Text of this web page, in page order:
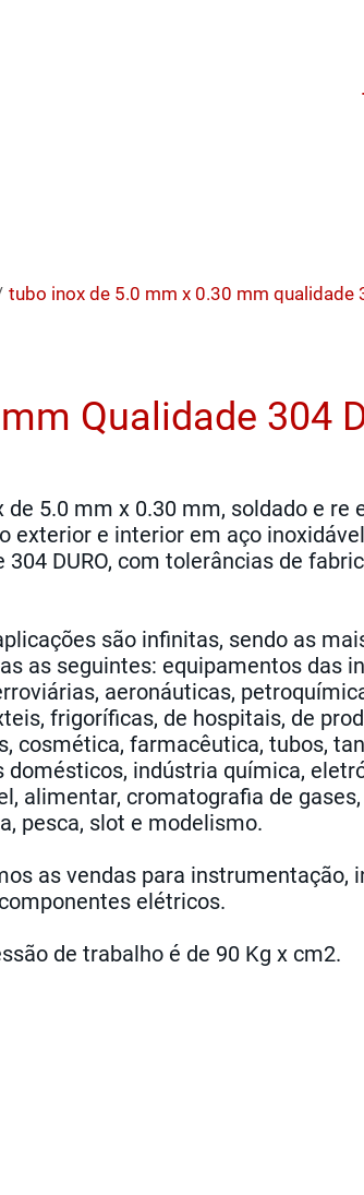
tubo inox de 5.0 mm x 0.30 mm qualidade
Qualidade 304
de 5.0 mm x 0.30 mm, soldado e re
exterior e interior em aço
304 DURO, com tolerâncias de
são infinitas, sendo as
as seguintes: equipamentos das
aeronáuticas,
frigoríficas, de hospitais, de
cosmética, farmacêutica, tubos,
domésticos, indústria química,
alimentar, cromatografia de gases,
pesca, slot e modelismo.
as vendas para instrumentação,
elétricos.
de trabalho é de 90 Kg x cm2.